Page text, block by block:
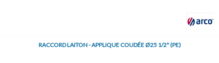
RACCORD LAITON - APPLIQUE COUDÉE Ø25 1/2" (PE)